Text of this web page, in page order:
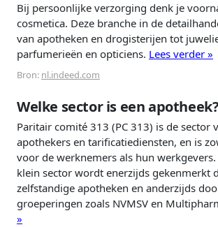
Bij persoonlijke verzorging denk je
cosmetica. Deze branche in de
van apotheken en drogisterijen tot
parfumerieën en opticiens. Lees verder »
Bron: nl.indeed.com
Welke sector is een apotheek?
Paritair comité 313 (PC 313) is de sector
apothekers en tarificatiediensten, en is
voor de werknemers als hun
klein sector wordt enerzijds gekenmerkt
zelfstandige apotheken en anderzijds
groeperingen zoals NVMSV en
»